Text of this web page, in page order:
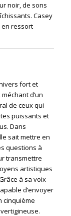
noir, de sons
Casey
ressort
fort et
d’un
de ceux qui
puissants et
Dans
sait mettre en
questions à
transmettre
artistiques
à sa voix
d’envoyer
cinquième